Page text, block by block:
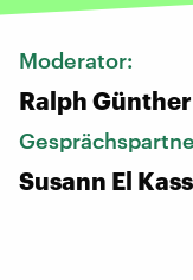
Moderator:
Ralph Günther
Susann El